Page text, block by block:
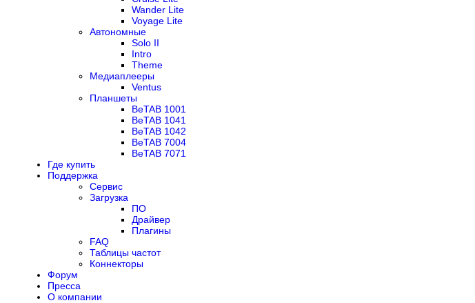
Wander Lite
Voyage Lite
Автономные
Solo II
Intro
Theme
Медиаплееры
Ventus
Планшеты
BeTAB 1001
BeTAB 1041
BeTAB 1042
BeTAB 7004
BeTAB 7071
Где купить
Поддержка
Сервис
Загрузка
ПО
Драйвер
Плагины
FAQ
Таблицы частот
Коннекторы
Форум
Пресса
О компании